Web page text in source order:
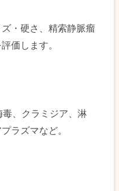
・硬さ、精索静脈瘤
価します。
、クラミジア、淋
ラズマなど。